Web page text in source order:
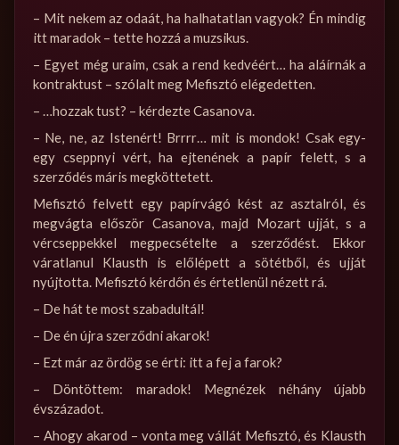
– Mit nekem az odaát, ha halhatatlan vagyok? Én mindig
itt maradok – tette hozzá a muzsikus.
– Egyet még uraim, csak a rend kedvéért… ha aláírnák a
kontraktust – szólalt meg Mefisztó elégedetten.
– …hozzak tust? – kérdezte Casanova.
– Ne, ne, az Istenért! Brrrr… mit is mondok! Csak egy-
egy cseppnyi vért, ha ejtenének a papír felett, s a
szerződés máris megköttetett.
Mefisztó felvett egy papírvágó kést az asztalról, és
megvágta először Casanova, majd Mozart ujját, s a
vércseppekkel megpecsételte a szerződést. Ekkor
váratlanul Klausth is előlépett a sötétből, és ujját
nyújtotta. Mefisztó kérdőn és értetlenül nézett rá.
– De hát te most szabadultál!
– De én újra szerződni akarok!
– Ezt már az ördög se érti: itt a fej a farok?
– Döntöttem: maradok! Megnézek néhány újabb
évszázadot.
– Ahogy akarod – vonta meg vállát Mefisztó, és Klausth